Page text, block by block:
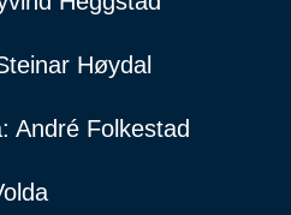
Høydal
André Folkestad